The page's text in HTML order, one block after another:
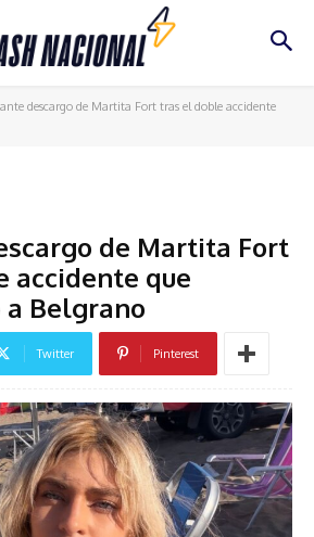
descargo de Martita Fort tras el doble accidente
de Martita Fort
accidente que
Belgrano
Twitter Pinterest